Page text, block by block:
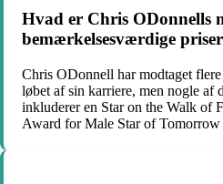
Hvad er Chris ODonnells
bemærkelsesværdige
Chris ODonnell har modtaget
løbet af sin karriere, men nogle af
inkluderer en Star on the Walk of
Award for Male Star of Tomorrow